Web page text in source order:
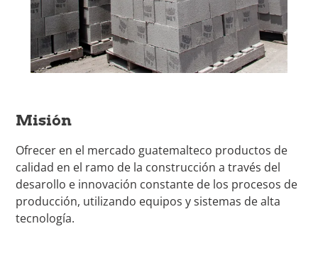
Misión
Ofrecer en el mercado guatemalteco productos de
calidad en el ramo de la construcción a través del
desarollo e innovación constante de los procesos de
producción, utilizando equipos y sistemas de alta
tecnología.